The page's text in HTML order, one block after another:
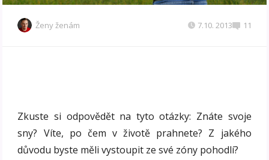
Ženy ženám 7.10. 2013 11
Zkuste si odpovědět na tyto otázky: Znáte svoje
sny? Víte, po čem v životě prahnete? Z jakého
důvodu byste měli vystoupit ze své zóny pohodlí?